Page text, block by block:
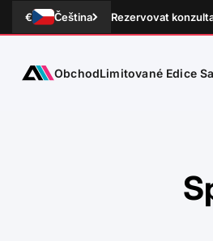
Přejít na obsah
€ Čeština Rezervovat
ATLETICA
ObchodLimitované Edice